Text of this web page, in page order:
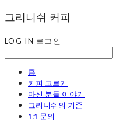
그리니쉬 커피
LOG IN 로그인
홈
커피 고르기
마신 분들 이야기
그리니쉬의 기준
1:1 문의